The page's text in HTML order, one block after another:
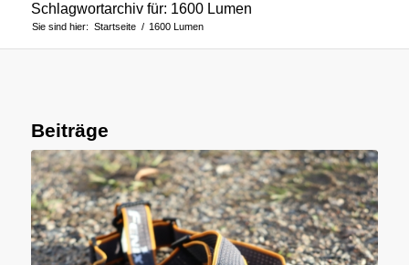
Schlagwortarchiv für: 1600 Lumen
Sie sind hier: Startseite / 1600 Lumen
Beiträge